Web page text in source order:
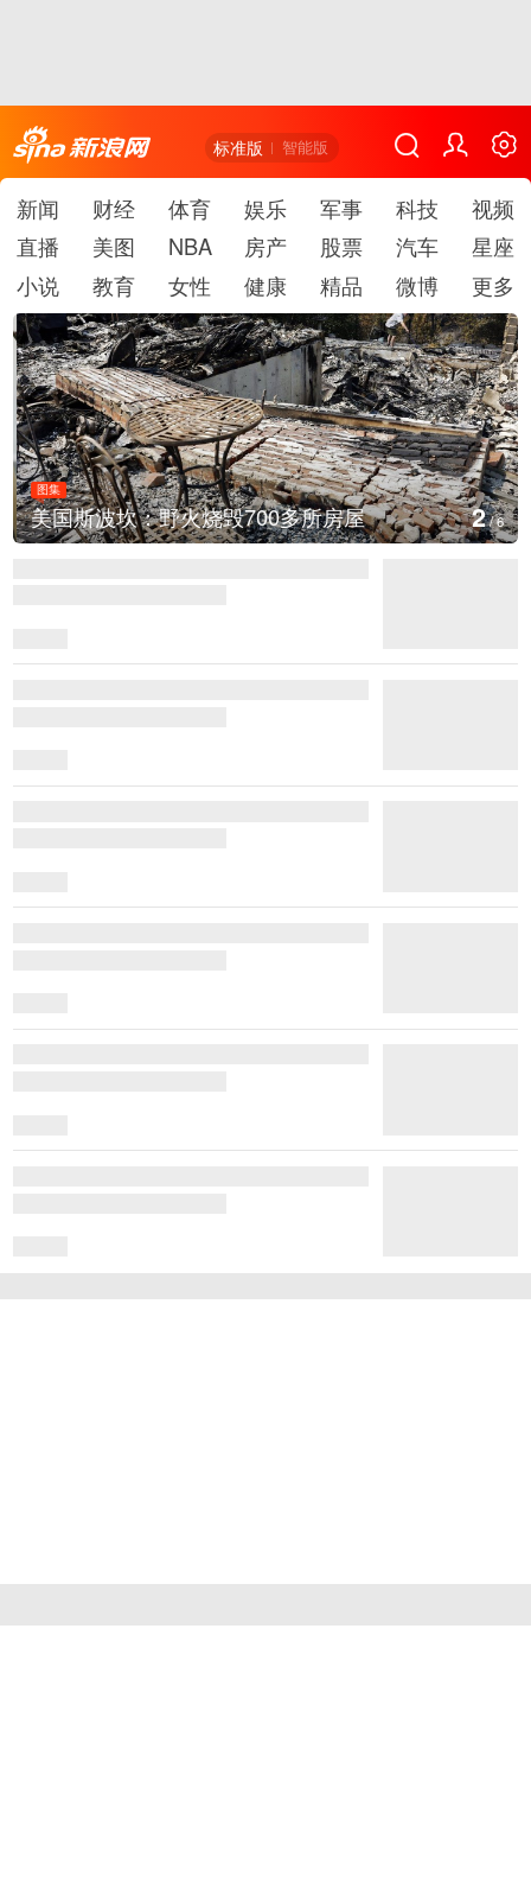
标准版 智能版
新闻 财经 体育 娱乐 军事 科技
视频
直播
美图 NBA 房产 股票 汽车
星座
小说
教育 女性 健康 精品 微博 更多
图集
美国斯波坎：野火烧毁700多所房屋 2/6